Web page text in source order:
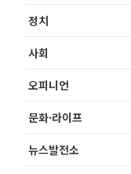
정치
사회
오피니언
문화·라이프
뉴스발전소